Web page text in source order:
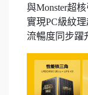
與Monster超
實現PC級紋
流暢度同步躍